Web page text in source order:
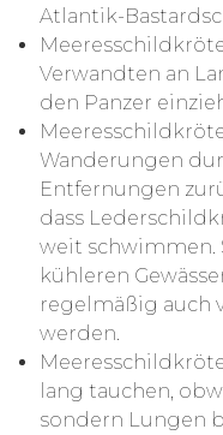
Atlantik-
Verwandten an
den Panzer
Wanderungen
Entfernungen
dass
weit schwimmen.
kühleren
regelmäßig auch
werden.
lang tauchen,
sondern Lungen